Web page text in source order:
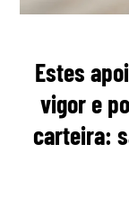
Estes
vigor e
carteira: